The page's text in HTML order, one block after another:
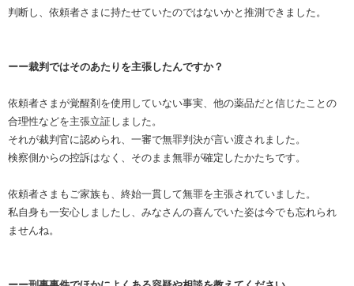
判断し、依頼者さまに持たせていたのではないかと推測できました。
ーー裁判ではそのあたりを主張したんですか？
依頼者さまが覚醒剤を使用していない事実、他の薬品だと信じたことの
合理性などを主張立証しました。
それが裁判官に認められ、一審で無罪判決が言い渡されました。
検察側からの控訴はなく、そのまま無罪が確定したかたちです。
依頼者さまもご家族も、終始一貫して無罪を主張されていました。
私自身も一安心しましたし、みなさんの喜んでいた姿は今でも忘れられ
ませんね。